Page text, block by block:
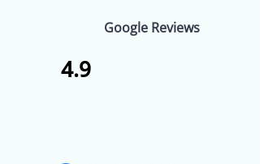
Google Reviews
4.9